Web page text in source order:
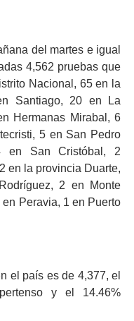
del martes e igual
4,562 pruebas que
Nacional, 65 en la
Santiago, 20 en La
Hermanas Mirabal, 6
5 en San Pedro
en San Cristóbal, 2
en la provincia Duarte,
2 en Monte
Peravia, 1 en Puerto
el país es de 4,377, el
y el 14.46%